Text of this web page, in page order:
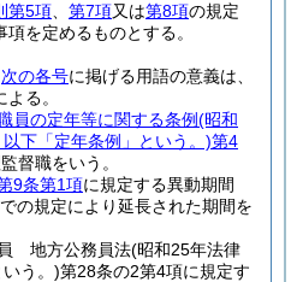
第5項 第7項又は第8項の規定
を定めるものとする。
次の各号に掲げる用語の意義は、
る。
員の定年等に関する条例(昭和
下「定年条例」という。)第4
督職をいう。
9条第1項に規定する異動期間
での規定により延長された期間を
地方公務員法(昭和25年法律
う。)第28条の2第4項に規定す